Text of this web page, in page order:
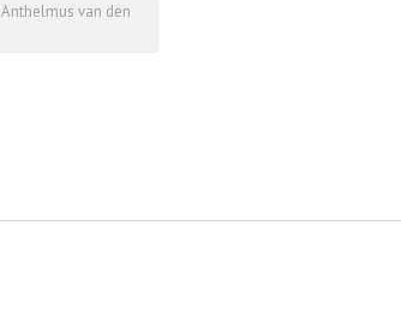
Anthelmus van den